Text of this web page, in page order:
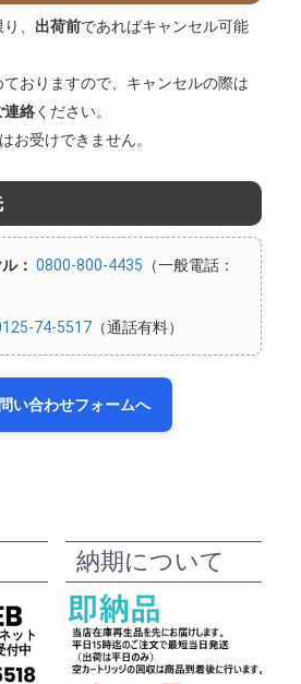
、 出荷前であればキャンセル可能
おりますので、キャンセルの際は
連絡ください。
お受けできません。
： 0800-800-4435 （一般電話：
74-5517 （通話有料）
い合わせフォームへ
納期について